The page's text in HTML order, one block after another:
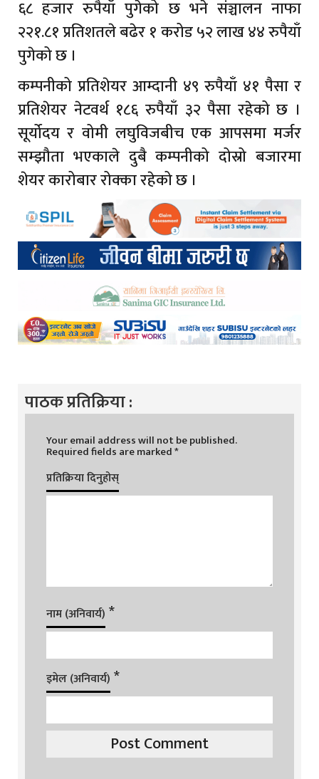
६८ हजार रुपैयाँ पुगेको छ भने संञ्चालन नाफा
२२१.८१ प्रतिशतले बढेर १ करोड ५२ लाख ४४ रुपैयाँ
पुगेको छ ।
कम्पनीको प्रतिशेयर आम्दानी ४९ रुपैयाँ ४१ पैसा र
प्रतिशेयर नेटवर्थ १८६ रुपैयाँ ३२ पैसा रहेको छ ।
सूर्योदय र वोमी लघुविजबीच एक आपसमा मर्जर
सम्झौता भएकाले दुबै कम्पनीको दोस्रो बजारमा
शेयर कारोबार रोक्का रहेको छ ।
पाठक प्रतिक्रिया :
Your email address will not be published.
Required fields are marked*
प्रतिक्रिया दिनुहोस्
नाम (अनिवार्य) *
इमेल (अनिवार्य) *